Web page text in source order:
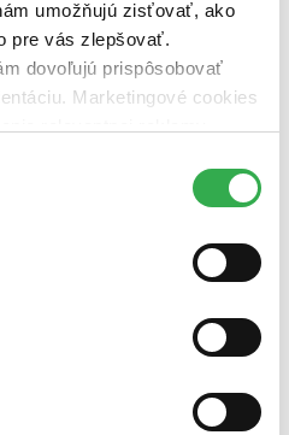
umožňujú zisťovať, ako
pre vás zlepšovať.
dovoľujú prispôsobovať
Marketingové cookies
používať všetky tieto